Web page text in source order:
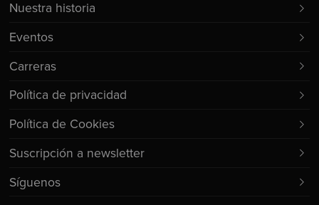
Nuestra historia
Eventos
Carreras
Política de privacidad
Política de Cookies
Suscripción a newsletter
Síguenos